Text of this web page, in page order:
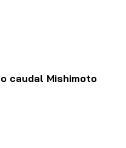
caudal Mishimoto